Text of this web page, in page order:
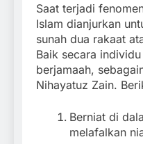
Saat terjadi
Islam dianjurkan
sunah dua rakaat
Baik secara
berjamaah,
Nihayatuz Zain.
Berniat di
melafalkan